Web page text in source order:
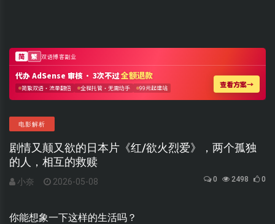
电影解析
剧情又颠又欲的日本片《红/欲火烈爱》，两个孤独
的人，相互的救赎
小奈 2026-05-08 0 2498 0
你能想象一下这样的生活吗？